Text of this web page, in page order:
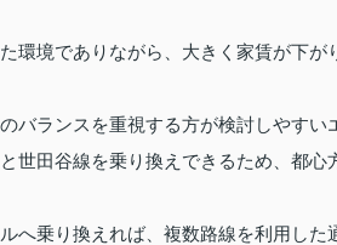
環境でありながら、大きく家賃が下
バランスを重視する方が検討しやすい
世田谷線を乗り換えできるため、都
へ乗り換えれば、複数路線を利用し